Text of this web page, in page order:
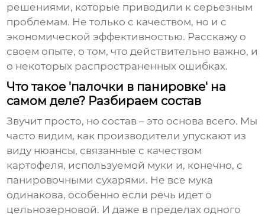
решениями, которые приводили к серьезным
проблемам. Не только с качеством, но и с
экономической эффективностью. Расскажу о
своем опыте, о том, что действительно важно, и
о некоторых распространенных ошибках.
Что такое 'палочки в панировке' на
самом деле? Разбираем состав
Звучит просто, но состав – это основа всего. Мы
часто видим, как производители упускают из
виду нюансы, связанные с качеством
картофеля, используемой муки и, конечно, с
панировочными сухарями. Не все мука
одинакова, особенно если речь идет о
цельнозерновой. И даже в пределах одного